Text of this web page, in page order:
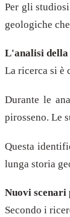
Per gli
geologiche
L'analisi della
La ricerca si è
Durante le
pirosseno. Le
Questa
lunga storia
Nuovi scenari
Secondo i